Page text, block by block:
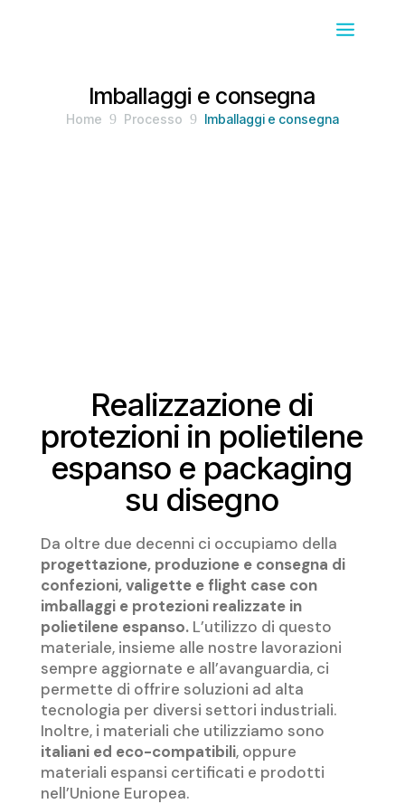
Imballaggi e consegna
Home 9 Processo 9 Imballaggi e consegna
Realizzazione di
protezioni in polietilene
espanso e packaging
su disegno
Da oltre due decenni ci occupiamo della
progettazione, produzione e consegna di
confezioni, valigette e flight case con
imballaggi e protezioni realizzate in
polietilene espanso.L’utilizzo di questo
materiale, insieme alle nostre lavorazioni
sempre aggiornate e all’avanguardia, ci
permette di offrire soluzioni ad alta
tecnologia per diversi settori industriali.
Inoltre, i materiali che utilizziamo sono
italiani ed eco-compatibili, oppure
materiali espansi certificati e prodotti
nell’Unione Europea.